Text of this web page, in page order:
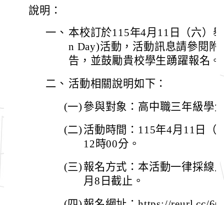
說明：
一、 本校訂於115年4月11日（六）
n Day)活動，活動訊息請參閱附
告，並鼓勵貴校學生踴躍報名。
二、 活動相關說明如下：
(一) 參與對象：高中職三年級學
(二) 活動時間：115年4月11日（
12時00分。
(三) 報名方式：本活動一律採線
月8日截止。